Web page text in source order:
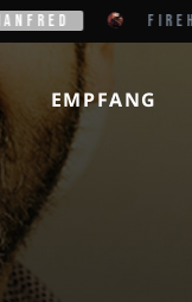
FIREHOUSE
EMPFANG